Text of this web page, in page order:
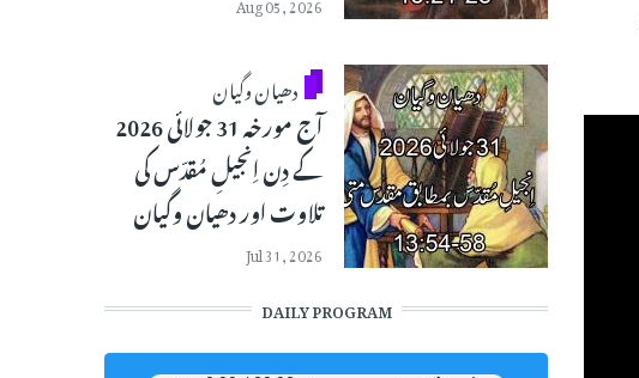
دھیان وگیان
آج مورخہ 31 جولائی 2026
کے دِن اِنجیلِ مُقدّس کی
تلاوت اور دھیان وگیان
Jul 31, 2026
DAILY PROGRAM